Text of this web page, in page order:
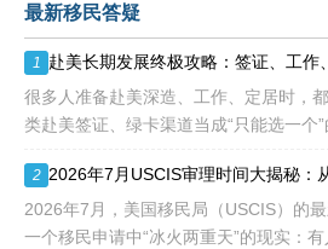
额占全球移民签证配额的
28.6%，即大约4万个移民
签证，都会用于满足"优
先"移民类别的申请。EB1A
不需要雇主支持、不用办理
等的限制，所以也愈来愈受
到中国杰出人才的青睐。
最新移民答疑
1
赴美长期发展终极攻略：签证、工作
很多人准备赴美深造、工作、定居时，
类赴美签证、绿卡渠道当成“只能选一个”的单选题
突、白白浪费几年
2
2026年7月，美国移民局（USCIS）的
一个移民申请中“冰火两重天”的现实：